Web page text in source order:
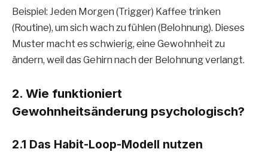
Beispiel: Jeden Morgen (Trigger) Kaffee trinken
(Routine), um sich wach zu fühlen (Belohnung). Dieses
Muster macht es schwierig, eine Gewohnheit zu
ändern, weil das Gehirn nach der Belohnung verlangt.
2. Wie funktioniert
Gewohnheitsänderung psychologisch?
2.1 Das Habit-Loop-Modell nutzen